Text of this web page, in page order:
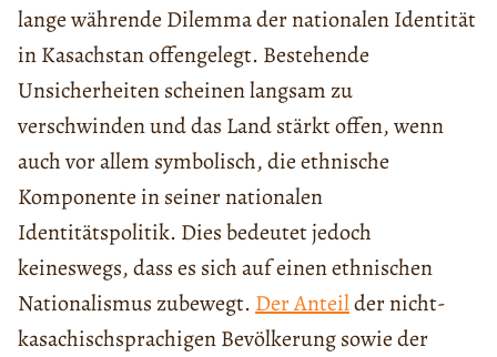
lange währende Dilemma der nationalen Identität
in Kasachstan offengelegt. Bestehende
Unsicherheiten scheinen langsam zu
verschwinden und das Land stärkt offen, wenn
auch vor allem symbolisch, die ethnische
Komponente in seiner nationalen
Identitätspolitik. Dies bedeutet jedoch
keineswegs, dass es sich auf einen ethnischen
Nationalismus zubewegt. Der Anteilder nicht-
kasachischsprachigen Bevölkerung sowie der